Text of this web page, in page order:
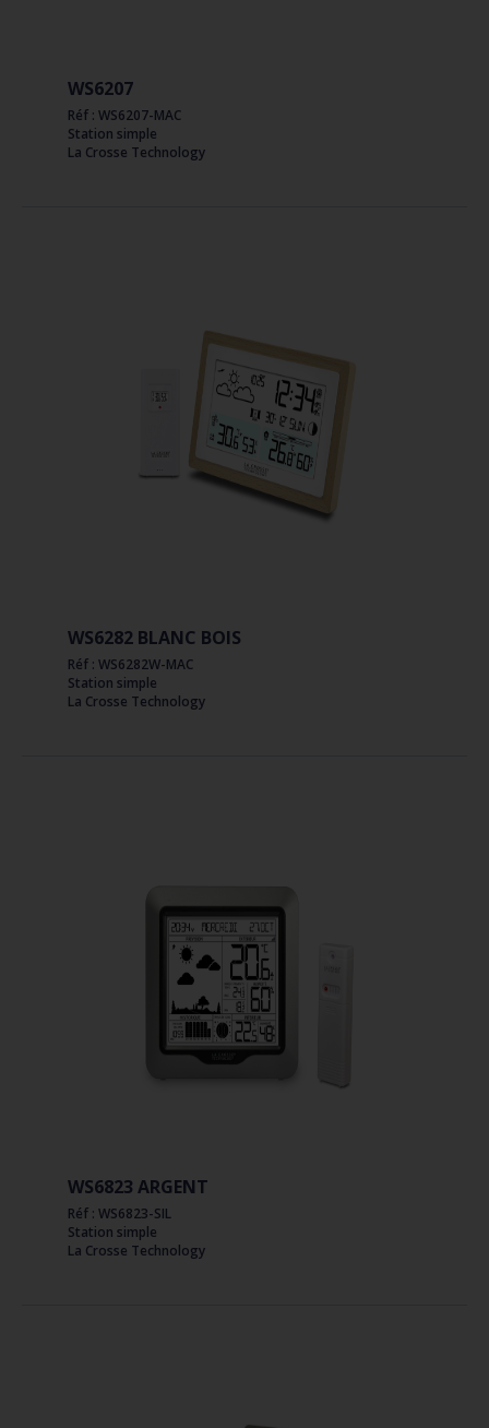
WS6207
Réf : WS6207-MAC
Station simple
La Crosse Technology
WS6282 BLANC BOIS
Réf : WS6282W-MAC
Station simple
La Crosse Technology
WS6823 ARGENT
Réf : WS6823-SIL
Station simple
La Crosse Technology